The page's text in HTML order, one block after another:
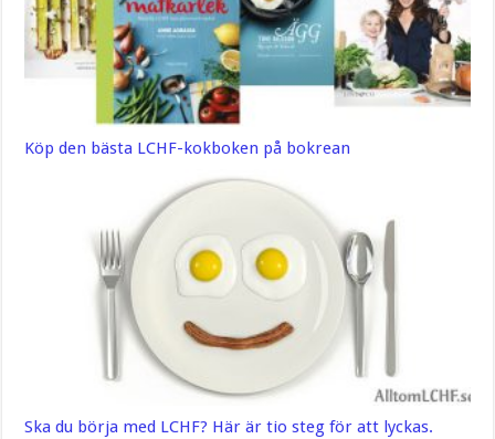
Köp den bästa LCHF-kokboken på bokrean
Ska du börja med LCHF? Här är tio steg för att lyckas.